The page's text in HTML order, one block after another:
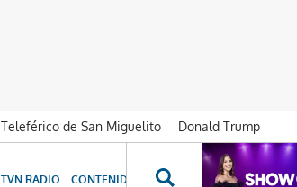
Teleférico de San Miguelito
Donald Trump
TVN RADIO CONTENIDOS ESPECIALES NOVELAS